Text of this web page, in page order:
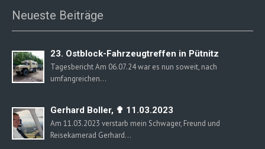
Neueste Beiträge
23. Ostblock-Fahrzeugtreffen in Pütnitz
Tagesbericht Am 06.07.24 war es nun soweit, nach
umfangreichen…
Gerhard Boller, ✟ 11.03.2023
Am 11.03.2023 verstarb mein Schwager, Freund und
Reisekamerad Gerhard…